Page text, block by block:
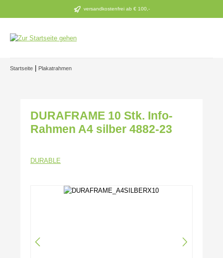
Zum Hauptinhalt springen versandkostenfrei ab € 100,-
Startseite Plakatrahmen
DURAFRAME 10 Stk. Info-
Rahmen A4 silber 4882-23
DURABLE
Bildergalerie überspringen